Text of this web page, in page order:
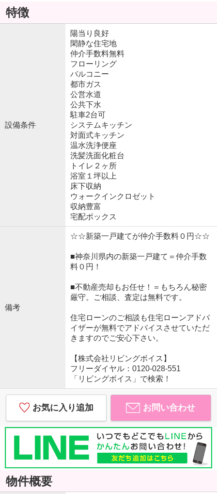
特徴
設備条件
陽当り良好
閑静な住宅地
仲介手数料無料
フローリング
バルコニー
都市ガス
公営水道
公共下水
駐車2台可
システムキッチン
対面式キッチン
温水洗浄便座
洗髪洗面化粧台
トイレ２ヶ所
浴室１坪以上
床下収納
ウォークインクロゼット
収納豊富
宅配ボックス
備考
☆☆新築一戸建てが仲介手数料０円☆☆
■神奈川県内の新築一戸建て＝仲介手数
料０円！
■不動産売却もお任せ！＝もちろん秘密
厳守。ご相談、査定は無料です。
住宅ローンのご相談も住宅ローンアドバ
イザーが無料でアドバイスさせていただ
きますのでご安心下さい。
【株式会社リビングボイス】
フリーダイヤル：0120-028-551
「リビングボイス」で検索！
お気に入り追加 お問い合わせ
物件概要